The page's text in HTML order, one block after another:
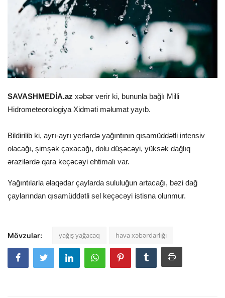
SAVASHMEDİA.az xəbər verir ki, bununla bağlı Milli
Hidrometeorologiya Xidməti məlumat yayıb.
Bildirilib ki, ayrı-ayrı yerlərdə yağıntının qısamüddətli intensiv
olacağı, şimşək çaxacağı, dolu düşəcəyi, yüksək dağlıq
ərazilərdə qara keçəcəyi ehtimalı var.
Yağıntılarla əlaqədar çaylarda sululuğun artacağı, bəzi dağ
çaylarından qısamüddətli sel keçəcəyi istisna olunmur.
Mövzular: yağış yağacaq hava xəbərdarlığı